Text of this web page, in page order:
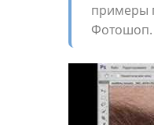
примеры
Фотошоп.